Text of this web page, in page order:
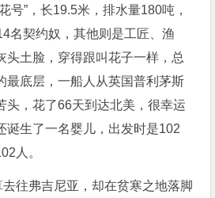
号”，长19.5米，排水量180吨，
名契约奴，其他则是工匠、渔
头土脸，穿得跟叫花子一样，总
最底层，一船人从英国普利茅斯
头，花了66天到达北美，很幸运
诞生了一名婴儿，出发时是102
人。
往弗吉尼亚，却在贫寒之地落脚